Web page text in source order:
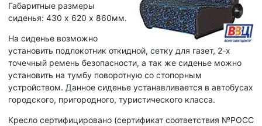
Габаритные размеры
сиденья: 430 х 620 х 860мм.
На сиденье возможно
установить подлокотник откидной, сетку для газет, 2-х
точечный ремень безопасности, а так же сиденье можно
установить на тумбу поворотную со стопорным
устройством. Данное сиденье устанавливается в автобусах
городского, пригородного, туристического класса.
Кресло сертифицировано (сертификат соответствия №РОСС